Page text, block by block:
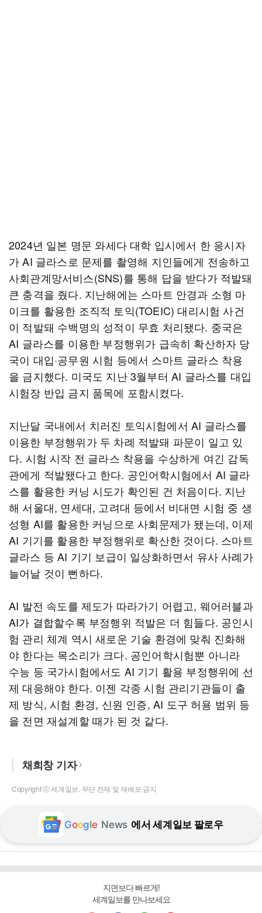
2024년 일본 명문 와세다 대학 입시에서 한 응시자
가 AI 글라스로 문제를 촬영해 지인들에게 전송하고
사회관계망서비스(SNS)를 통해 답을 받다가 적발돼
큰 충격을 줬다. 지난해에는 스마트 안경과 소형 마
이크를 활용한 조직적 토익(TOEIC) 대리시험 사건
이 적발돼 수백명의 성적이 무효 처리됐다. 중국은
AI 글라스를 이용한 부정행위가 급속히 확산하자 당
국이 대입·공무원 시험 등에서 스마트 글라스 착용
을 금지했다. 미국도 지난 3월부터 AI 글라스를 대입
시험장 반입 금지 품목에 포함시켰다.
지난달 국내에서 치러진 토익시험에서 AI 글라스를
이용한 부정행위가 두 차례 적발돼 파문이 일고 있
다. 시험 시작 전 글라스 착용을 수상하게 여긴 감독
관에게 적발됐다고 한다. 공인어학시험에서 AI 글라
스를 활용한 커닝 시도가 확인된 건 처음이다. 지난
해 서울대, 연세대, 고려대 등에서 비대면 시험 중 생
성형 AI를 활용한 커닝으로 사회문제가 됐는데, 이제
AI 기기를 활용한 부정행위로 확산한 것이다. 스마트
글라스 등 AI 기기 보급이 일상화하면서 유사 사례가
늘어날 것이 뻔하다.
AI 발전 속도를 제도가 따라가기 어렵고, 웨어러블과
AI가 결합할수록 부정행위 적발은 더 힘들다. 공인시
험 관리 체계 역시 새로운 기술 환경에 맞춰 진화해
야 한다는 목소리가 크다. 공인어학시험뿐 아니라
수능 등 국가시험에서도 AI 기기 활용 부정행위에 선
제 대응해야 한다. 이젠 각종 시험 관리기관들이 출
제 방식, 시험 환경, 신원 인증, AI 도구 허용 범위 등
을 전면 재설계할 때가 된 것 같다.
채희창 기자
Copyright ⓒ 세계일보. 무단 전재 및 재배포 금지
Google News 에서 세계일보 팔로우
지면보다 빠르게!
세계일보를 만나보세요